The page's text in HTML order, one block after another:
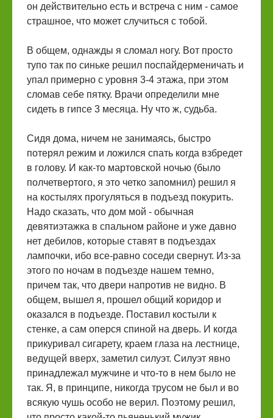
он действительно есть и встреча с ним - самое
страшное, что может случиться с тобой.
В общем, однажды я сломал ногу. Вот просто
тупо так по синьке решил поспайдерменичать и
упал примерно с уровня 3-4 этажа, при этом
сломав себе пятку. Врачи определили мне
сидеть в гипсе 3 месяца. Ну что ж, судьба.
Сидя дома, ничем не занимаясь, быстро
потерял режим и ложился спать когда взбредет
в голову. И как-то мартовской ночью (было
полчетвертого, я это четко запомнил) решил я
на костылях прогуляться в подъезд покурить.
Надо сказать, что дом мой - обычная
девятиэтажка в спальном районе и уже давно
нет дебилов, которые ставят в подъездах
лампочки, ибо все-равно соседи свернут. Из-за
этого по ночам в подъезде нашем темно,
причем так, что двери напротив не видно. В
общем, вышел я, прошел общий коридор и
оказался в подъезде. Поставил костыли к
стенке, а сам оперся спиной на дверь. И когда
прикуривал сигарету, краем глаза на лестнице,
ведущей вверх, заметил силуэт. Силуэт явно
принадлежал мужчине и что-то в нем было не
так. Я, в принципе, никогда трусом не был и во
всякую чушь особо не верил. Поэтому решил,